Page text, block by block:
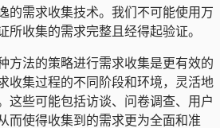
的需求收集技术。我们不可能使用万
所收集的需求完整且经得起验证。
方法的策略进行需求收集是更有效的
收集过程的不同阶段和环境，灵活地
这些可能包括访谈、问卷调查、用户
而使得收集到的需求更为全面和准